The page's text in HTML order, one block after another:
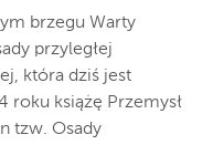
brzegu Warty
przyległej
która dziś jest
roku książę Przemysł
tzw. Osady